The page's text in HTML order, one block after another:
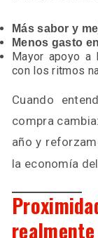
Más sabor y
Menos gasto
Mayor apoyo a
con los ritmos
Cuando
compra
año y
la economía